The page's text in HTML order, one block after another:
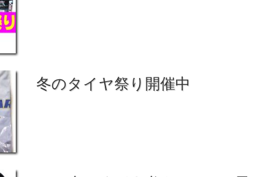
冬のタイヤ祭り開催中